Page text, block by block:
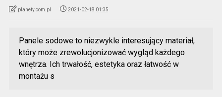
planety.com.pl 2021-02-18 01:35
Panele sodowe to niezwykle interesujący materiał,
który może zrewolucjonizować wygląd każdego
wnętrza. Ich trwałość, estetyka oraz łatwość w
montażu s